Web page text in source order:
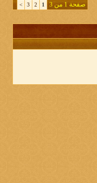
صفحة 1 من 3 1
2
3
>